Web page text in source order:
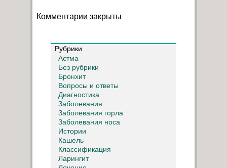
Комментарии закрыты
Рубрики
Астма
Без рубрики
Бронхит
Вопросы и ответы
Диагностика
Заболевания
Заболевания горла
Заболевания носа
Истории
Кашель
Классификация
Ларингит